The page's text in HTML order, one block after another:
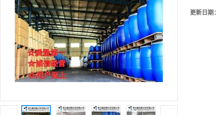
更新日期：